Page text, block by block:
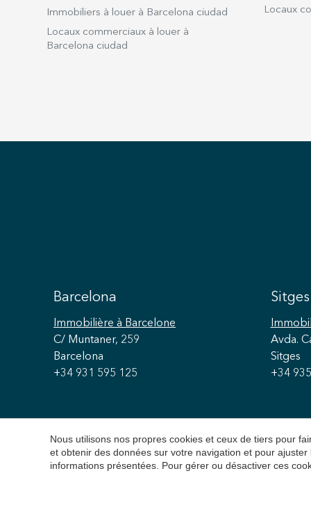
Immobiliers à louer à Barcelona ciudad
Locaux commerciaux à louer à
Barcelona ciudad
Locaux
Barcelona
Immobilière à Barcelone
C/ Muntaner, 259
Barcelona
+34 931 595 125
Sitges
Avda.
Sitges
+34
Nous utilisons nos propres cookies et ceux de tiers pour
et obtenir des données sur votre navigation et pour
informations présentées. Pour gérer ou désactiver ces